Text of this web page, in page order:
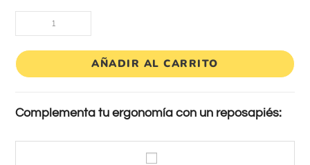
AÑADIR AL CARRITO
Complementa tu ergonomía con un reposapiés: